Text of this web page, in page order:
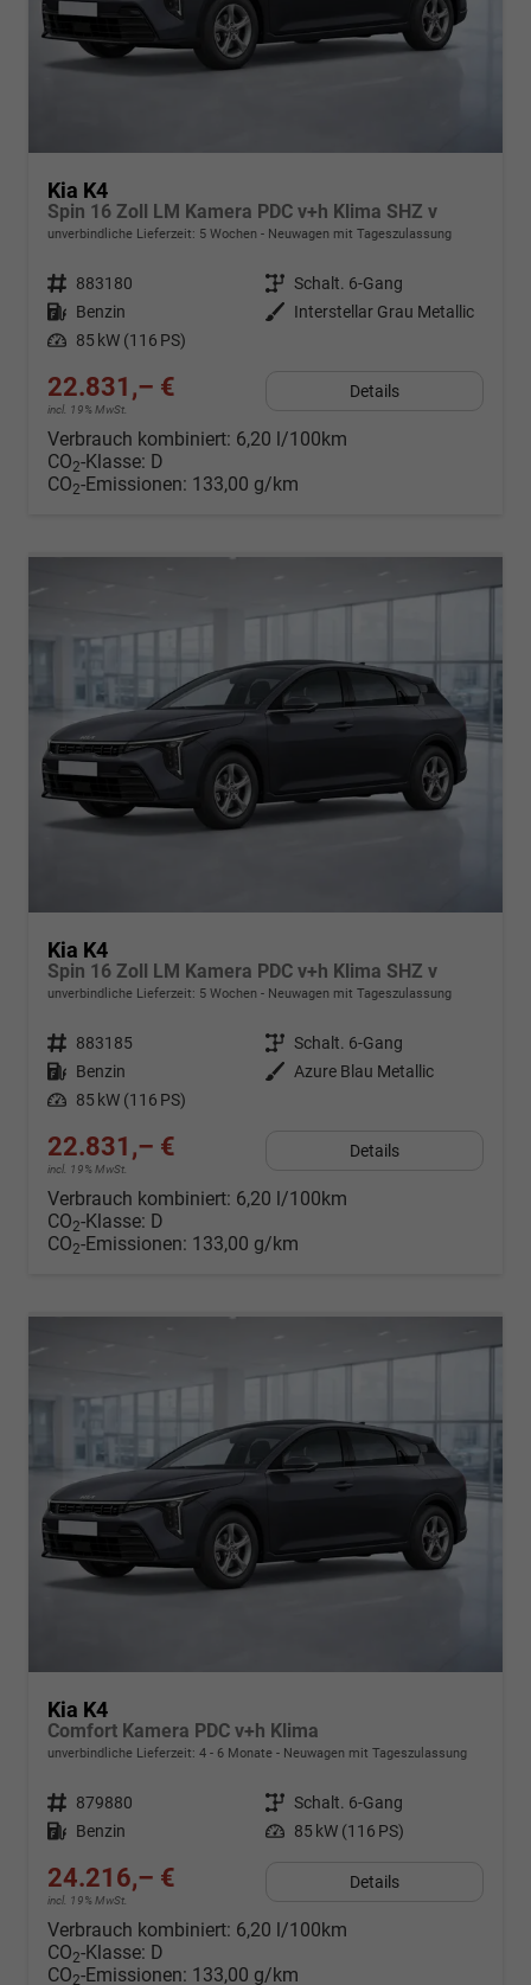
Kia K4
Spin 16 Zoll LM Kamera PDC v+h Klima SHZ v
unverbindliche Lieferzeit: 5 Wochen Neuwagen mit Tageszulassung
Fahrzeugnr. 883180 Getriebe Schalt. 6-Gang
Kraftstoff Benzin Außenfarbe
Interstellar Grau Metallic
Leistung 85 kW (116 PS)
22.831,– €
incl. 19% MwSt.
Details
Verbrauch kombiniert: 6,20 l/100km
CO2-Klasse: D
CO2-Emissionen: 133,00 g/km
Kia K4
Spin 16 Zoll LM Kamera PDC v+h Klima SHZ v
unverbindliche Lieferzeit: 5 Wochen Neuwagen mit Tageszulassung
Fahrzeugnr. 883185 Getriebe Schalt. 6-Gang
Kraftstoff Benzin Außenfarbe
Azure Blau Metallic
Leistung 85 kW (116 PS)
22.831,– €
incl. 19% MwSt.
Details
Verbrauch kombiniert: 6,20 l/100km
CO2-Klasse: D
CO2-Emissionen: 133,00 g/km
Kia K4
Comfort Kamera PDC v+h Klima
unverbindliche Lieferzeit: 4 - 6 Monate Neuwagen mit Tageszulassung
Fahrzeugnr. 879880 Getriebe Schalt. 6-Gang
Kraftstoff Benzin Leistung 85 kW (116 PS)
24.216,– €
incl. 19% MwSt.
Details
Verbrauch kombiniert: 6,20 l/100km
CO2-Klasse: D
CO2-Emissionen: 133,00 g/km